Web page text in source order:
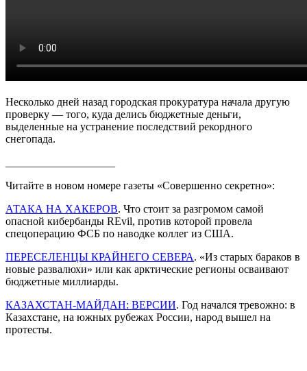
Несколько дней назад городская прокуратура начала другую
проверку — того, куда делись бюджетные деньги,
выделенные на устранение последствий рекордного
снегопада.
Читайте в новом номере газеты «Совершенно секретно»:
АТАКА НА ХАКЕРОВ. Что стоит за разгромом самой
опасной кибербанды REvil, против которой провела
спецоперацию ФСБ по наводке коллег из США.
ПЕРЕСЕЛЕНЦЫ КРАЙНЕГО СЕВЕРА. «Из старых бараков в
новые развалюхи» или как арктические регионы осваивают
бюджетные миллиарды.
КАЗАХСТАН-МАЙДАН: ВЕРСИИ. Год начался тревожно: в
Казахстане, на южных рубежах России, народ вышел на
протесты.